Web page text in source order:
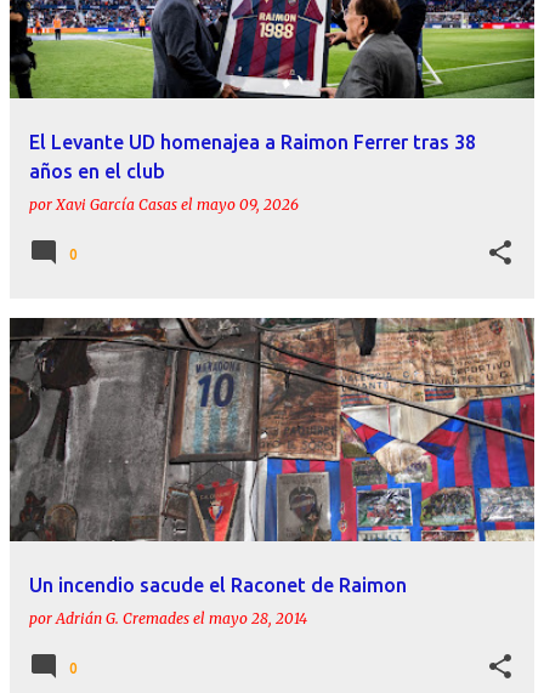
r
a
d
El Levante UD homenajea a Raimon Ferrer tras 38
años en el club
porXavi García Casas el mayo 09, 2026
0
Un incendio sacude el Raconet de Raimon
porAdrián G. Cremades el mayo 28, 2014
0